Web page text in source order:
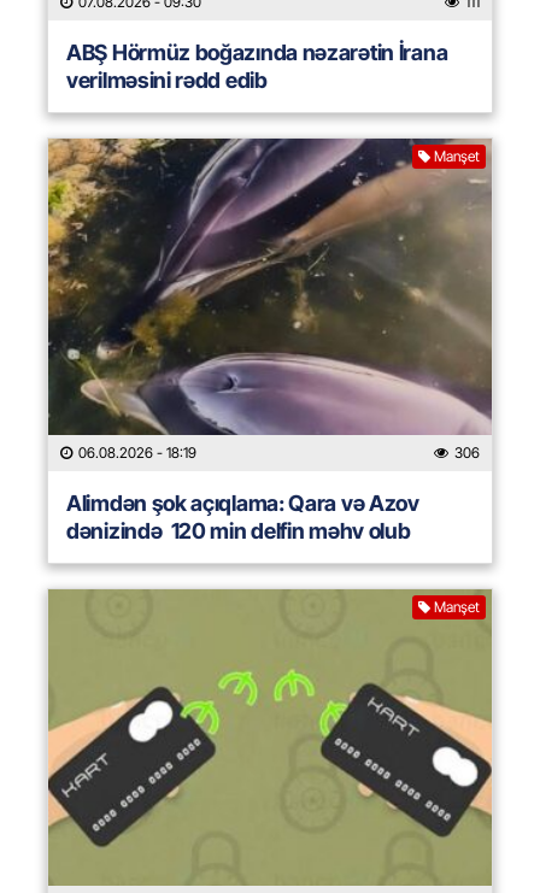
ABŞ Hörmüz boğazında nəzarətin İrana
verilməsini rədd edib
Manşet
06.08.2026 - 18:19 306
Alimdən şok açıqlama: Qara və Azov
dənizində 120 min delfin məhv olub
Manşet